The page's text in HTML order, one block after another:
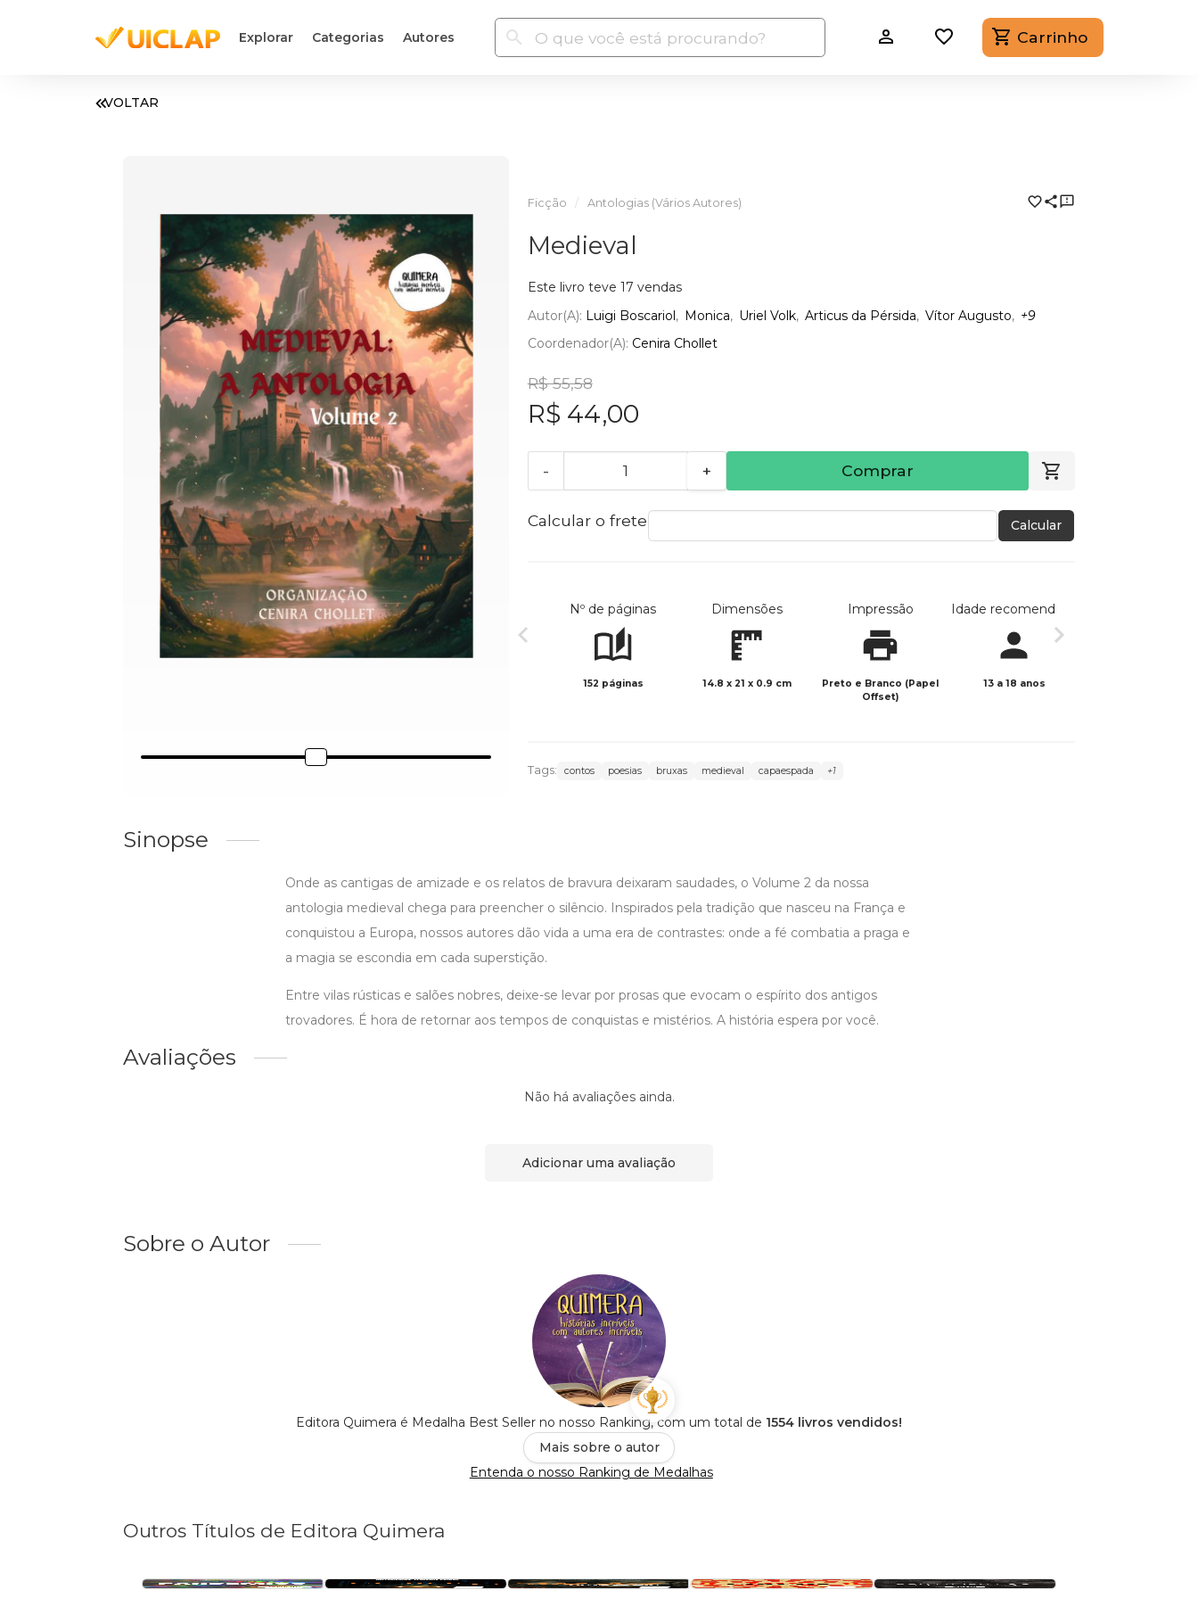
Explorar Categorias Autores Carrinho
VOLTAR
Ficção Antologias (Vários Autores)
Medieval
Este livro teve 17 vendas
Autor(a): Luigi Boscariol Monica Uriel Volk Articus da Pérsida Vítor Augusto
+9
Coordenador(a): Cenira Chollet
R$ 55,58
R$ 44,00
- + Comprar
Calcular o frete Calcular
Nº de páginas
152 páginas
Dimensões
14.8 x 21 x 0.9 cm
Impressão
Preto e Branco (Papel
Offset)
Idade recomendada
13 a 18 anos
Tags: contos poesias bruxas medieval capaespada +1
Sinopse
Onde as cantigas de amizade e os relatos de bravura deixaram saudades, o Volume 2 da nossa
antologia medieval chega para preencher o silêncio. Inspirados pela tradição que nasceu na França e
conquistou a Europa, nossos autores dão vida a uma era de contrastes: onde a fé combatia a praga e
a magia se escondia em cada superstição.
Entre vilas rústicas e salões nobres, deixe-se levar por prosas que evocam o espírito dos antigos
trovadores. É hora de retornar aos tempos de conquistas e mistérios. A história espera por você.
Avaliações
Não há avaliações ainda.
Adicionar uma avaliação
Sobre o Autor
Editora Quimera é Medalha Best Seller no nosso Ranking, com um total de 1554 livros vendidos!
Mais sobre o autor
Entenda o nosso Ranking de Medalhas
Outros Títulos de Editora Quimera